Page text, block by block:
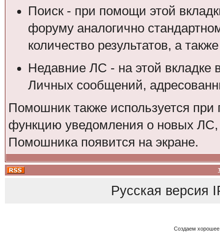
Поиск - при помощи этой
форуму аналогично
количество результатов, а
Недавние ЛС - на этой вкладке
Личных сообщений,
Помошник также используется
функцию уведомления о новых ЛС,
Помошника появится на экране.
Русская версия
Создаем